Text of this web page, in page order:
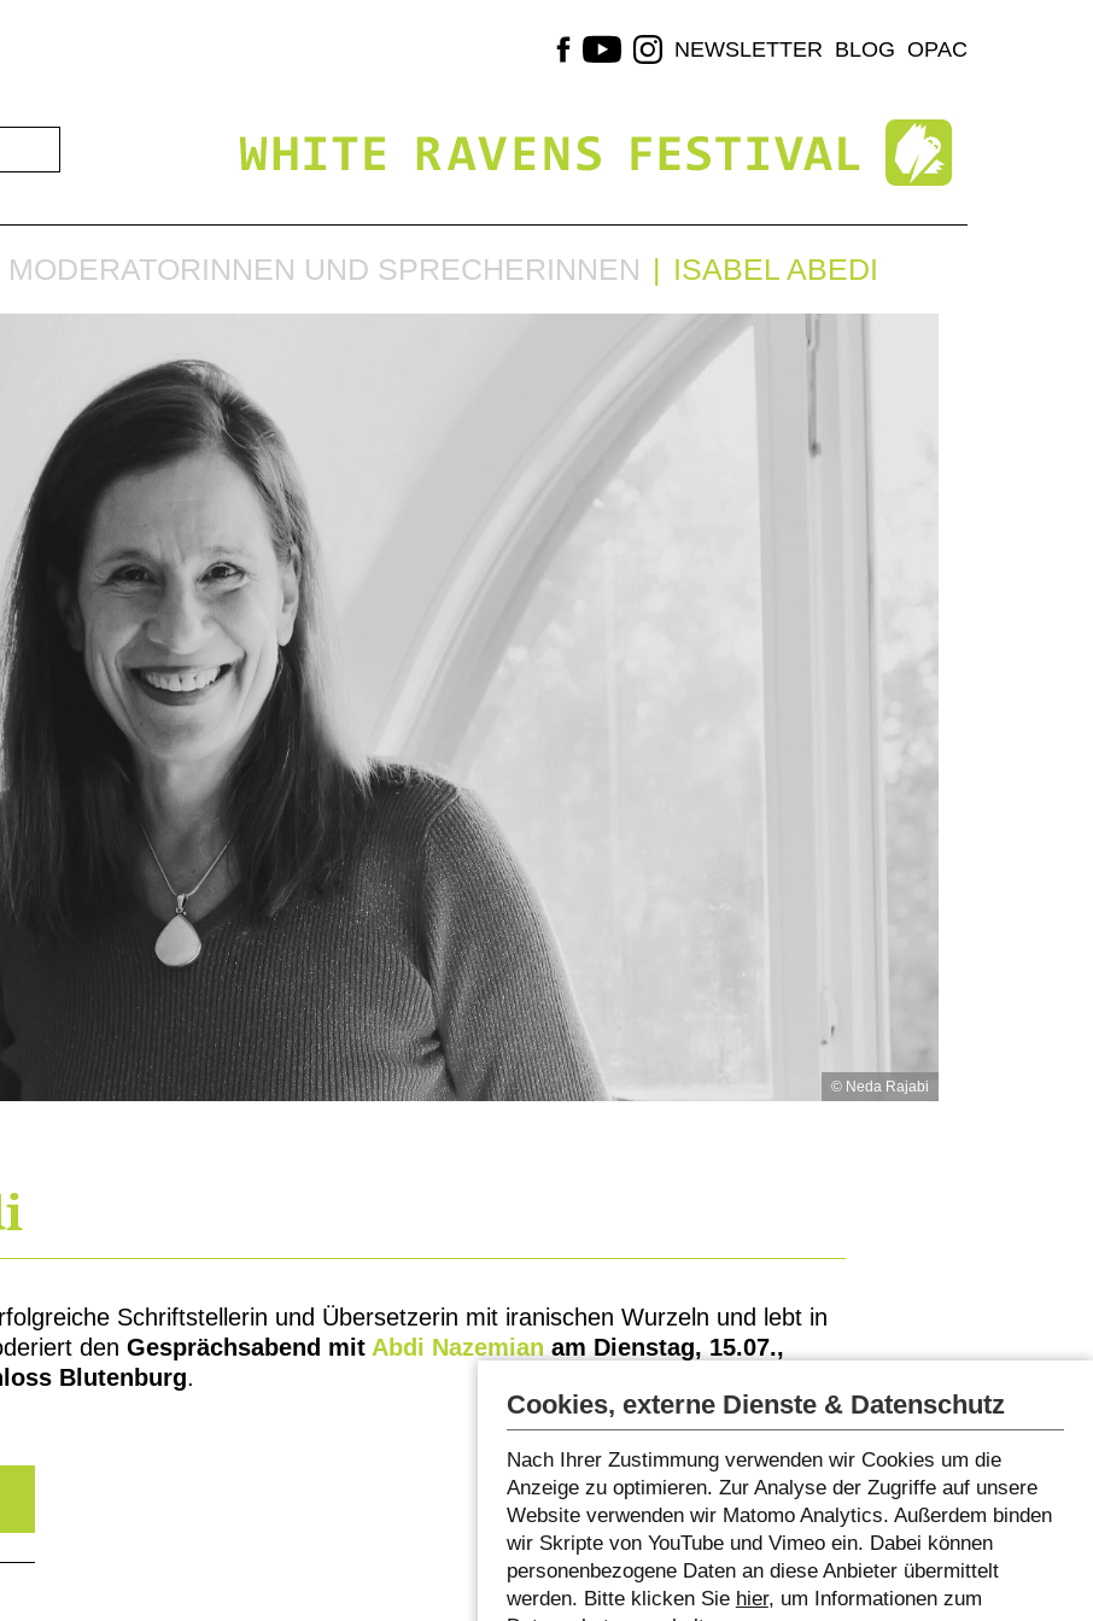
NEWSLETTER BLOG OPAC
MODERATORINNEN UND SPRECHERINNEN ISABEL ABEDI
© Neda Rajabi
Schriftstellerin und Übersetzerin mit iranischen Wurzeln und lebt in
den Gesprächsabend mit Abdi Nazemian am Dienstag, 15.07.,
Blutenburg.
Cookies, externe Dienste & Datenschutz
Nach Ihrer Zustimmung verwenden wir Cookies um die
Anzeige zu optimieren. Zur Analyse der Zugriffe auf unsere
Website verwenden wir Matomo Analytics. Außerdem binden
wir Skripte von YouTube und Vimeo ein. Dabei können
personenbezogene Daten an diese Anbieter übermittelt
werden. Bitte klicken Sie hier, um Informationen zum